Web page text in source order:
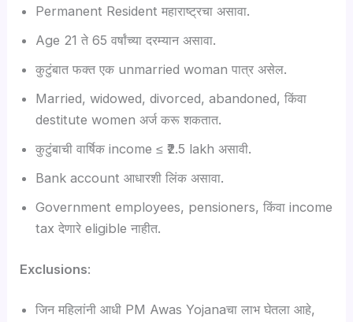
Permanent Resident महाराष्ट्रचा असावा.
Age 21 ते 65 वर्षांच्या दरम्यान असावा.
कुटुंबात फक्त एक unmarried woman पात्र असेल.
Married, widowed, divorced, abandoned, किंवा
destitute women अर्ज करू शकतात.
कुटुंबाची वार्षिक income ≤ ₹2.5 lakh असावी.
Bank account आधारशी लिंक असावा.
Government employees, pensioners, किंवा income
tax देणारे eligible नाहीत.
Exclusions:
जिन महिलांनी आधी PM Awas Yojanaचा लाभ घेतला आहे,